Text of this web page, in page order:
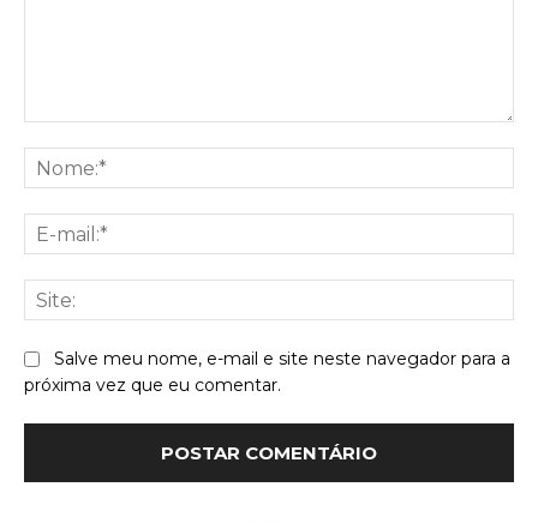
Salve meu nome, e-mail e site neste navegador para a
próxima vez que eu comentar.